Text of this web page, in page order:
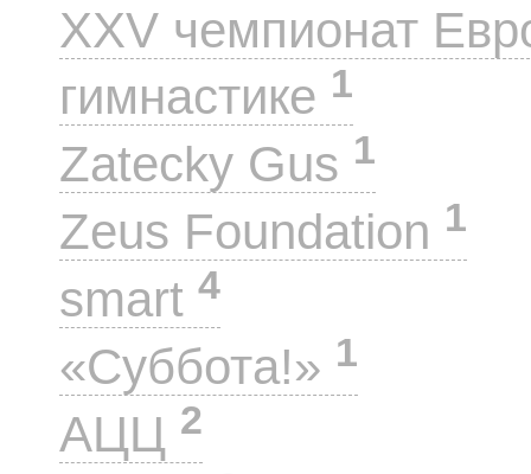
XXV чемпионат
гимнастике 1
Zatecky Gus 1
Zeus Foundation 1
smart 4
«Суббота!» 1
АЦЦ 2